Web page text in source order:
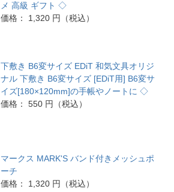
メ 高級 ギフト ◇
価格： 1,320 円（税込）
下敷き B6変サイズ EDiT 和気文具オリジ
ナル 下敷き B6変サイズ [EDiT用] B6変サ
イズ[180×120mm]の手帳やノートに ◇
価格： 550 円（税込）
マークス MARK'S バンド付きメッシュポ
ーチ
価格： 1,320 円（税込）